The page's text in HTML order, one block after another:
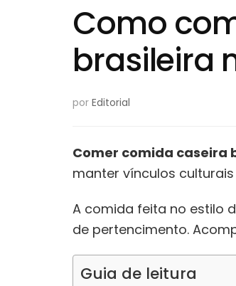
Como
brasileira
por Editorial
Comer comida caseira
manter vínculos
A comida feita no estilo
de pertencimento.
Guia de leitura